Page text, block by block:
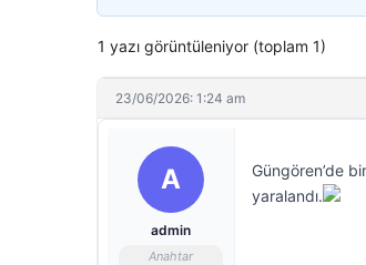
1 yazı görüntüleniyor (toplam 1)
23/06/2026: 1:24 am
A
admin
Anahtar
Güngören’de
yaralandı.